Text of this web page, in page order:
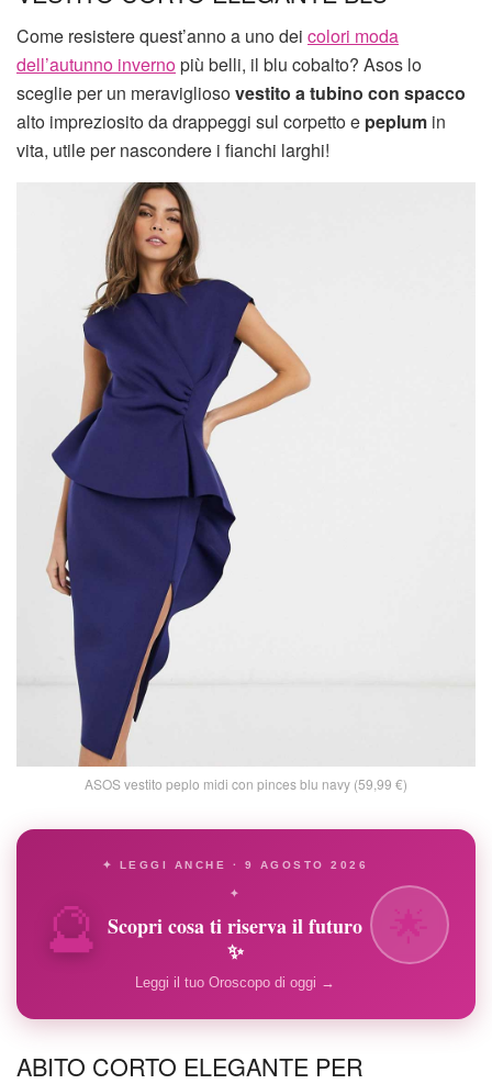
Come resistere quest’anno a uno dei colori moda
dell’autunno invernopiù belli, il blu cobalto? Asos lo
sceglie per un meravigliosovestito a tubino con spacco
alto impreziosito da drappeggi sul corpetto e peplum in
vita, utile per nascondere i fianchi larghi!
ASOS vestito peplo midi con pinces blu navy (59,99 €)
🔮
✦ LEGGI ANCHE · 9 AGOSTO 2026
✦
Scopri cosa ti riserva il futuro
✨
Leggi il tuo Oroscopo di oggi →
ABITO CORTO ELEGANTE PER